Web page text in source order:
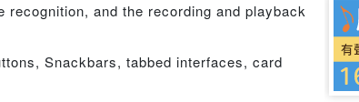
and the recording and playback
Snackbars, tabbed interfaces, card